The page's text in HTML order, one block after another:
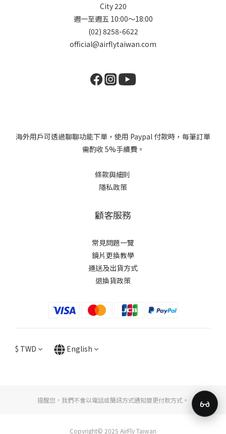
City 220
週一至週五 10:00～18:00
(02) 8258-6622
official@airflytaiwan.com
海外用戶可透過聊聊功能下單，使用 Paypal 付款時，每筆訂單
需酌收 5%手續費。
條款與細則
隱私政策
顧客服務
常見問題一覽
鏡片更換教學​
運送及出貨方式
退換貨政策
$ TWD English
提醒您，我們不會以電話或簡訊方式通知變更付款方式。
Copyright© 2025 AirFly Taiwan